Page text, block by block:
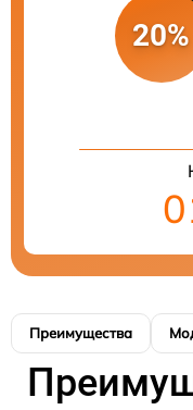
20%
Преимущества